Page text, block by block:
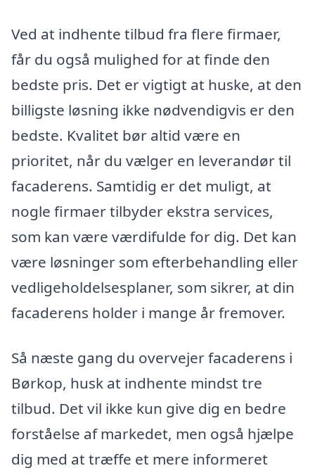
Ved at indhente tilbud fra flere firmaer,
får du også mulighed for at finde den
bedste pris. Det er vigtigt at huske, at den
billigste løsning ikke nødvendigvis er den
bedste. Kvalitet bør altid være en
prioritet, når du vælger en leverandør til
facaderens. Samtidig er det muligt, at
nogle firmaer tilbyder ekstra services,
som kan være værdifulde for dig. Det kan
være løsninger som efterbehandling eller
vedligeholdelsesplaner, som sikrer, at din
facaderens holder i mange år fremover.
Så næste gang du overvejer facaderens i
Børkop, husk at indhente mindst tre
tilbud. Det vil ikke kun give dig en bedre
forståelse af markedet, men også hjælpe
dig med at træffe et mere informeret